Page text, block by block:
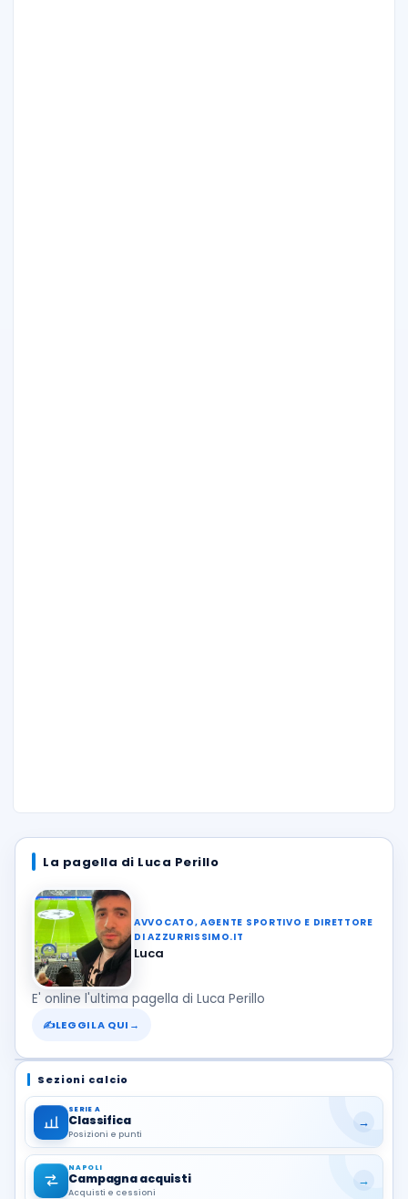
La pagella di Luca Perillo
AVVOCATO, AGENTE SPORTIVO E DIRETTORE
DI AZZURRISSIMO.IT
Luca
E' online l'ultima pagella di Luca Perillo
✍LEGGILA QUI →
Sezioni calcio
SERIE A
Classifica
Posizioni e punti
→
NAPOLI
Campagna acquisti
Acquisti e cessioni
→